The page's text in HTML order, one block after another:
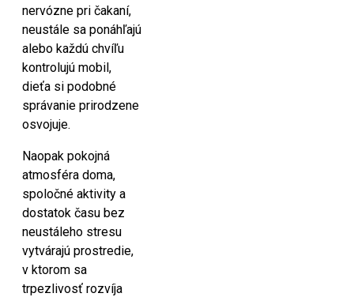
nervózne pri čakaní,
neustále sa ponáhľajú
alebo každú chvíľu
kontrolujú mobil,
dieťa si podobné
správanie prirodzene
osvojuje.
Naopak pokojná
atmosféra doma,
spoločné aktivity a
dostatok času bez
neustáleho stresu
vytvárajú prostredie,
v ktorom sa
trpezlivosť rozvíja